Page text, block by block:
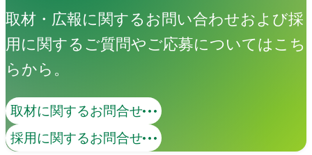
取材・広報に関するお問い合わせおよび採
用に関するご質問やご応募についてはこち
らから。
取材に関するお問合せ
採用に関するお問合せ
コンテンツマーケティング